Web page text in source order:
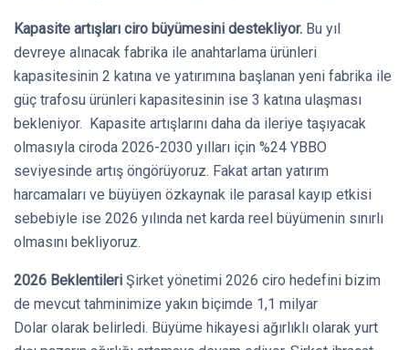
Kapasite artışları ciro büyümesini destekliyor. Bu yıl
devreye alınacak fabrika ile anahtarlama ürünleri
kapasitesinin 2 katına ve yatırımına başlanan yeni fabrika ile
güç trafosu ürünleri kapasitesinin ise 3 katına ulaşması
bekleniyor. Kapasite artışlarını daha da ileriye taşıyacak
olmasıyla ciroda 2026-2030 yılları için %24 YBBO
seviyesinde artış öngörüyoruz. Fakat artan yatırım
harcamaları ve büyüyen özkaynak ile parasal kayıp etkisi
sebebiyle ise 2026 yılında net karda reel büyümenin sınırlı
olmasını bekliyoruz.
2026 Beklentileri Şirket yönetimi 2026 ciro hedefini bizim
de mevcut tahminimize yakın biçimde 1,1 milyar
Dolar olarak belirledi. Büyüme hikayesi ağırlıklı olarak yurt